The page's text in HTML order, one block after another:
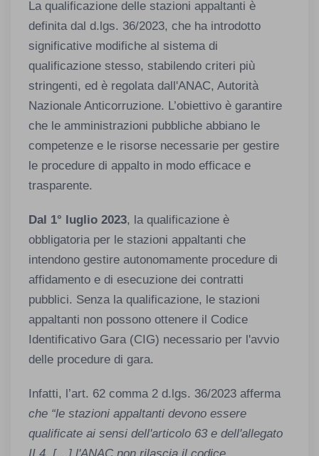
La qualificazione delle stazioni appaltanti è
definita dal d.lgs. 36/2023, che ha introdotto
significative modifiche al sistema di
qualificazione stesso, stabilendo criteri più
stringenti, ed è regolata dall'ANAC, Autorità
Nazionale Anticorruzione. L’obiettivo è garantire
che le amministrazioni pubbliche abbiano le
competenze e le risorse necessarie per gestire
le procedure di appalto in modo efficace e
trasparente.
Dal 1° luglio 2023, la qualificazione è
obbligatoria per le stazioni appaltanti che
intendono gestire autonomamente procedure di
affidamento e di esecuzione dei contratti
pubblici. Senza la qualificazione, le stazioni
appaltanti non possono ottenere il Codice
Identificativo Gara (CIG) necessario per l'avvio
delle procedure di gara.
Infatti, l’art. 62 comma 2 d.lgs. 36/2023 afferma
che “le stazioni appaltanti devono essere
qualificate ai sensi dell'articolo 63 e dell'allegato
II.4. [… ] l'ANAC non rilascia il codice